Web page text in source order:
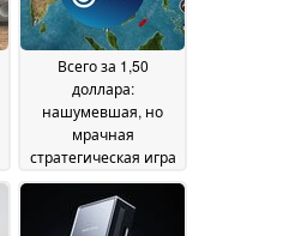
Всего за 1,50
доллара:
нашумевшая, но
мрачная
стратегическая игра
достигла новой
рекордной низкой
цены в Steam